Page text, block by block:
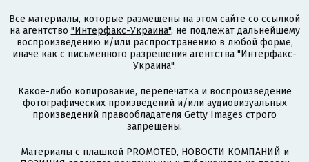
Все материалы, которые размещены на этом сайте со ссылкой
на агентство "Интерфакс-Украина", не подлежат дальнейшему
воспроизведению и/или распространению в любой форме,
иначе как с письменного разрешения агентства "Интерфакс-
Украина".
Какое-либо копирование, перепечатка и воспроизведение
фотографических произведений и/или аудиовизуальных
произведений правообладателя Getty Images строго
запрещены.
Материалы с плашкой PROMOTED, НОВОСТИ КОМПАНИЙ и